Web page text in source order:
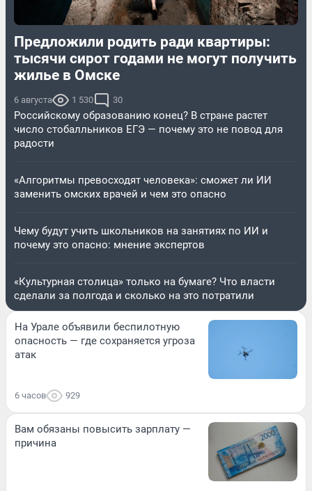
Предложили родить ради квартиры:
тысячи сирот годами не могут получить
жилье в Омске
6 августа 1 530 30
Российскому образованию конец? В стране растет
число стобалльников ЕГЭ — почему это не повод для
радости
«Алгоритмы превосходят человека»: сможет ли ИИ
заменить омских врачей и чем это опасно
Чему будут учить школьников на занятиях по ИИ и
почему это опасно: мнение экспертов
«Культурная столица» только на бумаге? Что власти
сделали за полгода и сколько на это потратили
На Урале объявили беспилотную
опасность — где сохраняется угроза
атак
6 часов 929
Вам обязаны повысить зарплату —
причина